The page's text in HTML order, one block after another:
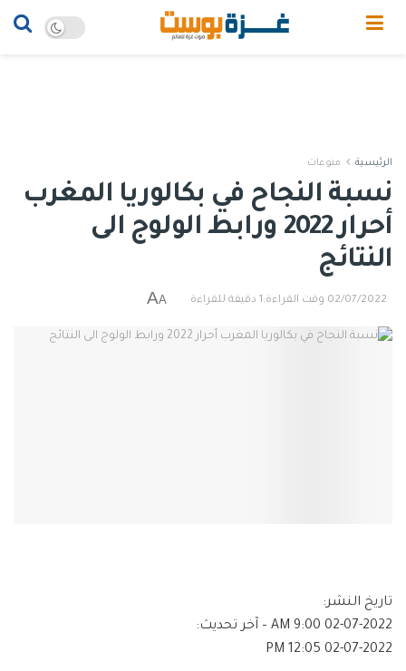
الرئيسية منوعات
نسبة النجاح في بكالوريا المغرب
أحرار 2022 ورابط الولوج الى
النتائج
02/07/2022 وقت القراءة:1 دقيقة للقراءة A
A
تاريخ النشر:
02-07-2022 9:00 AM
– آخر تحديث:
02-07-2022 12:05 PM